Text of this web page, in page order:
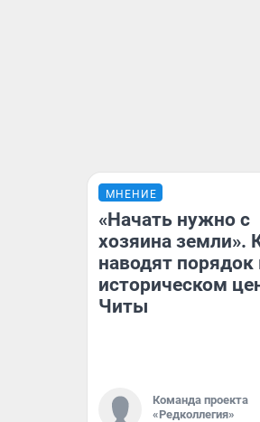
МНЕНИЕ
«Начать нужно с
хозяина земли».
наводят порядок
историческом
Читы
Команда проекта
«Редколлегия»